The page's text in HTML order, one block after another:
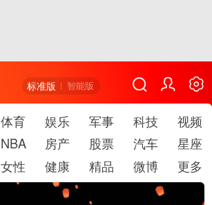
标准版 智能版
体育 娱乐 军事 科技
视频
NBA 房产 股票 汽车
星座
女性 健康 精品 微博 更多